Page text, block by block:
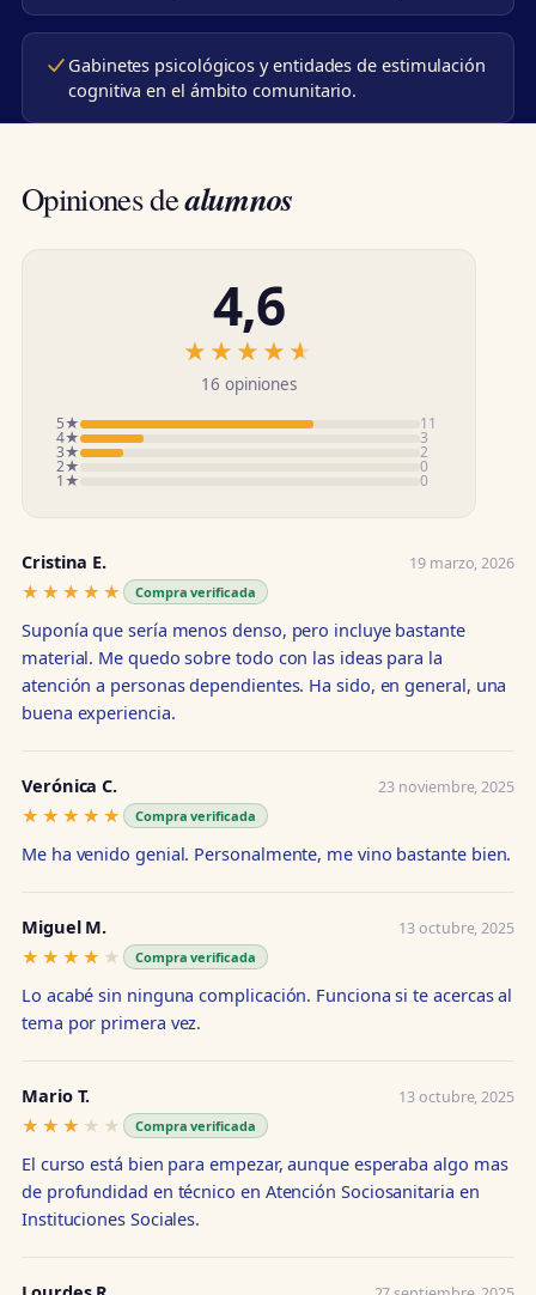
Gabinetes psicológicos y entidades de estimulación
cognitiva en el ámbito comunitario.
Opiniones dealumnos
4,6
★★★★★
★★★★★
16 opiniones
5★ 11
4★ 3
3★ 2
2★ 0
1★ 0
Cristina E. 19 marzo, 2026
★★★★★
★★★★★ Compra verificada
Suponía que sería menos denso, pero incluye bastante
material. Me quedo sobre todo con las ideas para la
atención a personas dependientes. Ha sido, en general, una
buena experiencia.
Verónica C. 23 noviembre, 2025
★★★★★
★★★★★ Compra verificada
Me ha venido genial. Personalmente, me vino bastante bien.
Miguel M. 13 octubre, 2025
★★★★★
★★★★★ Compra verificada
Lo acabé sin ninguna complicación. Funciona si te acercas al
tema por primera vez.
Mario T. 13 octubre, 2025
★★★★★
★★★★★ Compra verificada
El curso está bien para empezar, aunque esperaba algo mas
de profundidad en técnico en Atención Sociosanitaria en
Instituciones Sociales.